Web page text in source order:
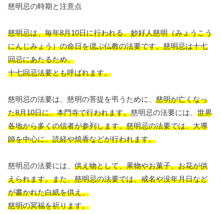
慈明忌の時期と注意点
慈明忌は、毎年8月10日に行われる、妙好人慈明（みょうこう
にんじみょう）の命日を偲ぶ仏教の法要です。慈明忌は十七
回忌にあたるため、
十七回忌法要とも呼ばれます。
慈明忌の法要は、慈明の菩提を弔うために、 慈明が亡くなっ
た8月10日に、本門寺で行われます。慈明忌の法要には、 世界
各地から多くの信者が参列します。慈明忌の法要では、大導
師を中心に、読経や焼香などが行われます。
慈明忌の法要には、 供え物として、果物やお菓子、お花が供
えられます。また、慈明忌の法要では、戒名や没年月日など
が書かれた白紙を供え、
慈明の冥福を祈ります。